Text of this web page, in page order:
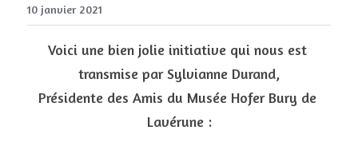
Médias
Boutique
10 janvier 2021
Voici une bien jolie initiative qui nous est
transmise par Sylvianne Durand,
Présidente des Amis du Musée Hofer Bury de
Lavérune :